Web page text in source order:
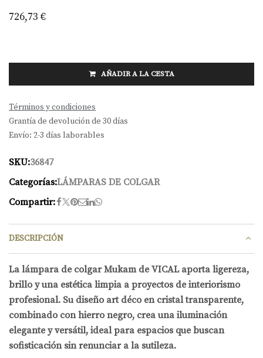
726,73 €
AÑADIR A LA CESTA
Términos y condiciones
Grantía de devolución de 30 días
Envío: 2-3 días laborables
SKU:36847
Categorías:LÁMPARAS DE COLGAR
Compartir:
DESCRIPCIÓN
La lámpara de colgar Mukam de VICAL aporta ligereza,
brillo y una estética limpia a proyectos de interiorismo
profesional. Su diseño art déco en cristal transparente,
combinado con hierro negro, crea una iluminación
elegante y versátil, ideal para espacios que buscan
sofisticación sin renunciar a la sutileza.